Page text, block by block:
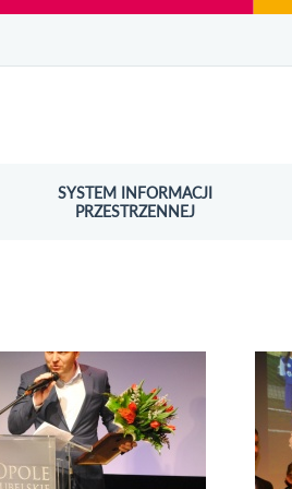
SYSTEM INFORMACJI
PRZESTRZENNEJ
OTWORZY SIĘ W NOWYM OKNIE
zdjęć Opolski Topór 2015